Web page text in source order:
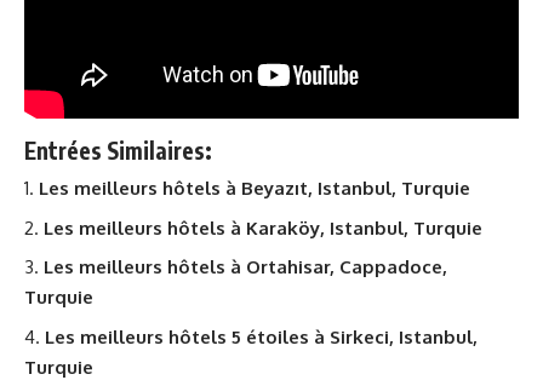
Entrées Similaires:
Les meilleurs hôtels à Beyazıt, Istanbul, Turquie
Les meilleurs hôtels à Karaköy, Istanbul, Turquie
Les meilleurs hôtels à Ortahisar, Cappadoce,
Turquie
Les meilleurs hôtels 5 étoiles à Sirkeci, Istanbul,
Turquie